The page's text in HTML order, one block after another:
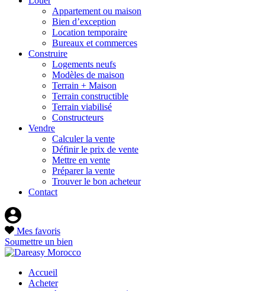
Appartement ou maison
Bien d’exception
Location temporaire
Bureaux et commerces
Construire
Logements neufs
Modèles de maison
Terrain + Maison
Terrain constructible
Terrain viabilisé
Constructeurs
Vendre
Calculer la vente
Définir le prix de vente
Mettre en vente
Préparer la vente
Trouver le bon acheteur
Contact
Mes favoris
Soumettre un bien
Accueil
Acheter